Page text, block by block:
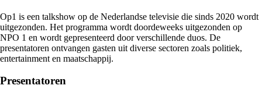
Op1 is een talkshow op de Nederlandse televisie die sinds 2020 wordt
uitgezonden. Het programma wordt doordeweeks uitgezonden op
NPO 1 en wordt gepresenteerd door verschillende duos. De
presentatoren ontvangen gasten uit diverse sectoren zoals politiek,
entertainment en maatschappij.
Presentatoren